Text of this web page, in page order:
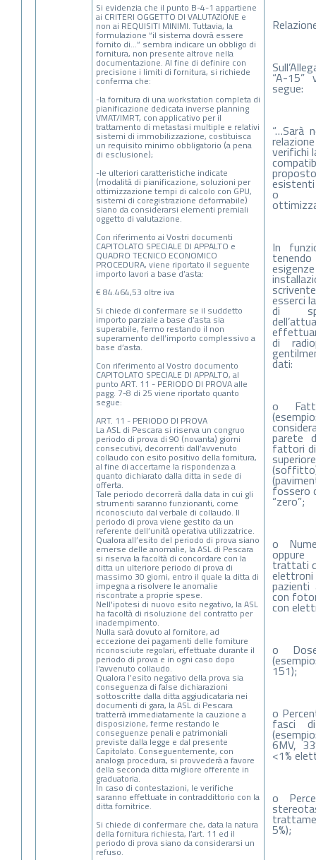
Si evidenzia che il punto B-4-1 appartiene
ai CRITERI OGGETTO DI VALUTAZIONE e
non ai REQUISITI MINIMI. Tuttavia, la
formulazione “il sistema dovrà essere
fornito di…” sembra indicare un obbligo di
fornitura, non presente altrove nella
documentazione. Al fine di definire con
precisione i limiti di fornitura, si richiede
conferma che:
-la fornitura di una workstation completa di
pianificazione dedicata inverse planning
VMAT/IMRT, con applicativo per il
trattamento di metastasi multiple e relativi
sistemi di immobilizzazione, costituisca
un requisito minimo obbligatorio (a pena
di esclusione);
-le ulteriori caratteristiche indicate
(modalità di pianificazione, soluzioni per
ottimizzazione tempi di calcolo con GPU,
sistemi di coregistrazione deformabile)
siano da considerarsi elementi premiali
oggetto di valutazione.
Con riferimento ai Vostri documenti
CAPITOLATO SPECIALE DI APPALTO e
QUADRO TECNICO ECONOMICO
PROCEDURA, viene riportato il seguente
importo lavori a base d’asta:
€ 84.464,53 oltre iva
Si chiede di confermare se il suddetto
importo parziale a base d’asta sia
superabile, fermo restando il non
superamento dell’importo complessivo a
base d’asta.
Con riferimento al Vostro documento
CAPITOLATO SPECIALE DI APPALTO, al
punto ART. 11 - PERIODO DI PROVA alle
pagg. 7-8 di 25 viene riportato quanto
segue:
ART. 11 - PERIODO DI PROVA
La ASL di Pescara si riserva un congruo
periodo di prova di 90 (novanta) giorni
consecutivi, decorrenti dall’avvenuto
collaudo con esito positivo della fornitura,
al fine di accertarne la rispondenza a
quanto dichiarato dalla ditta in sede di
offerta.
Tale periodo decorrerà dalla data in cui gli
strumenti saranno funzionanti, come
riconosciuto dal verbale di collaudo. Il
periodo di prova viene gestito da un
referente dell’unità operativa utilizzatrice.
Qualora all’esito del periodo di prova siano
emerse delle anomalie, la ASL di Pescara
si riserva la facoltà di concordare con la
ditta un ulteriore periodo di prova di
massimo 30 giorni, entro il quale la ditta di
impegna a risolvere le anomalie
riscontrate a proprie spese.
Nell'ipotesi di nuovo esito negativo, la ASL
ha facoltà di risoluzione del contratto per
inadempimento.
Nulla sarà dovuto al fornitore, ad
eccezione dei pagamenti delle forniture
riconosciute regolari, effettuate durante il
periodo di prova e in ogni caso dopo
l'avvenuto collaudo.
Qualora l’esito negativo della prova sia
conseguenza di false dichiarazioni
sottoscritte dalla ditta aggiudicataria nei
documenti di gara, la ASL di Pescara
tratterrà immediatamente la cauzione a
disposizione, ferme restando le
conseguenze penali e patrimoniali
previste dalla legge e dal presente
Capitolato. Conseguentemente, con
analoga procedura, si provvederà a favore
della seconda ditta migliore offerente in
graduatoria.
In caso di contestazioni, le verifiche
saranno effettuate in contraddittorio con la
ditta fornitrice.
Si chiede di confermare che, data la natura
della fornitura richiesta, l’art. 11 ed il
periodo di prova siano da considerarsi un
refuso.
“A-15”
segue:
“…Sarà
verifichi
esistenti
o
In
esserci
di
di
dati:
o
parete
fattori
superiore
fossero
“zero”;
o
trattati
con
con
o
151);
o
fasci
6MV,
<1%
o
5%);